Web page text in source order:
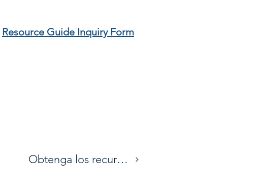
Resource Guide Inquiry Form
Obtenga los recursos